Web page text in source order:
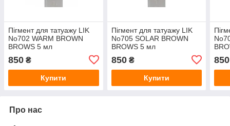
Пігмент для татуажу LIK
No702 WARM BROWN
BROWS 5 мл
850 ₴
Купити
Пігмент для татуажу LIK
No705 SOLAR BROWN
BROWS 5 мл
850₴
Купити
850
Про нас